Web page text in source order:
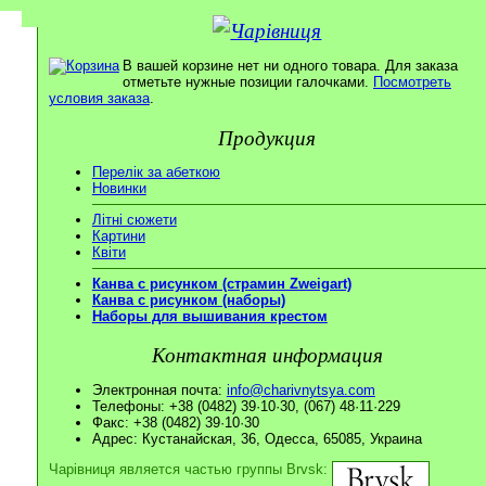
В вашей корзине нет ни одного товара. Для заказа
отметьте нужные позиции галочками. Посмотреть
условия заказа.
Продукция
Перелік за абеткою
Новинки
Літні сюжети
Картини
Квіти
Канва с рисунком (страмин Zweigart)
Канва с рисунком (наборы)
Наборы для вышивания крестом
Контактная информация
Электронная почта: info@charivnytsya.com
Телефоны: +38 (0482) 39·10·30, (067) 48·11·229
Факс: +38 (0482) 39·10·30
Адрес: Кустанайская, 36, Одесса, 65085, Украина
Чарівниця является частью группы Brvsk: